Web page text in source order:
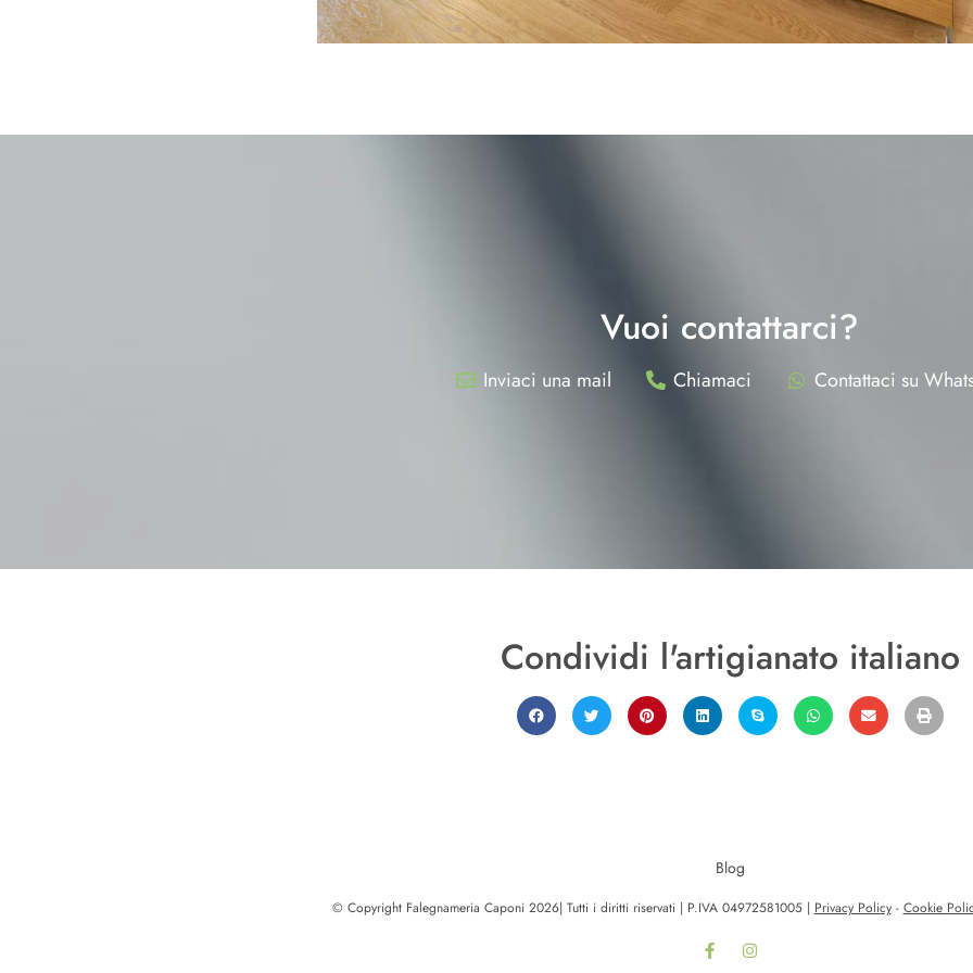
Vuoi contattarci?
Inviaci una mail Chiamaci Contattaci su
Condividi l'artigianato italiano
Blog
© Copyright Falegnameria Caponi 2026| Tutti i diritti riservati | P.IVA 04972581005 | Privacy Policy- Cookie